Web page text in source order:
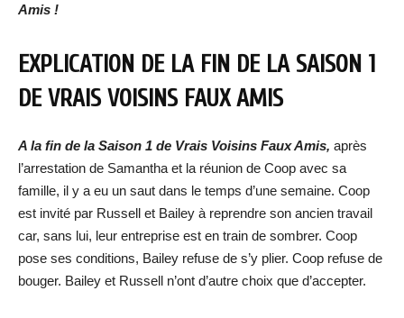
Amis !
EXPLICATION DE LA FIN DE LA SAISON 1
DE VRAIS VOISINS FAUX AMIS
A la fin de la Saison 1 de Vrais Voisins Faux Amis, après
l’arrestation de Samantha et la réunion de Coop avec sa
famille, il y a eu un saut dans le temps d’une semaine. Coop
est invité par Russell et Bailey à reprendre son ancien travail
car, sans lui, leur entreprise est en train de sombrer. Coop
pose ses conditions, Bailey refuse de s’y plier. Coop refuse de
bouger. Bailey et Russell n’ont d’autre choix que d’accepter.